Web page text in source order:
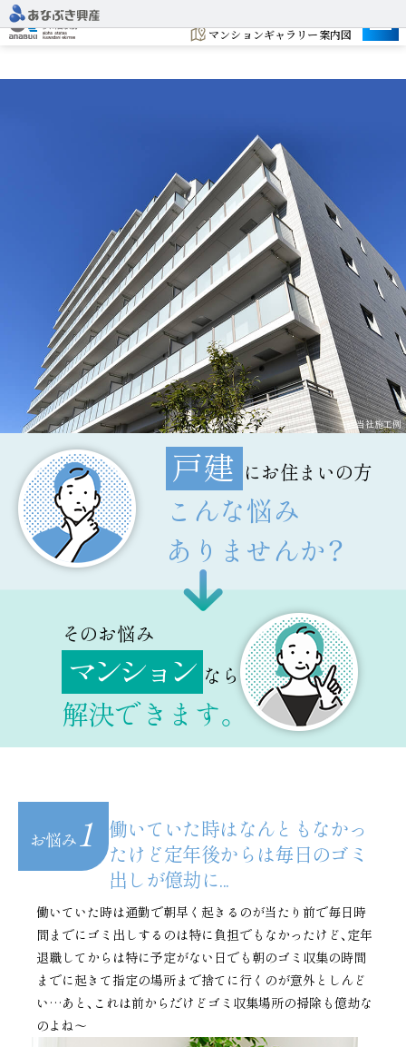
マンションギャラリー案内図
当社施工例
戸建 にお住まいの方
こんな悩み
ありませんか？
そのお悩み
マンション なら
解決できます。
お悩み 1
働いていた時はなんともなかっ
たけど定年後からは毎日のゴミ
出しが億劫に...
働いていた時は通勤で朝早く起きるのが当たり前で毎日時
間までにゴミ出しするのは特に負担でもなかったけど、定年
退職してからは特に予定がない日でも朝のゴミ収集の時間
までに起きて指定の場所まで捨てに行くのが意外としんど
い…あと、これは前からだけどゴミ収集場所の掃除も億劫な
のよね～